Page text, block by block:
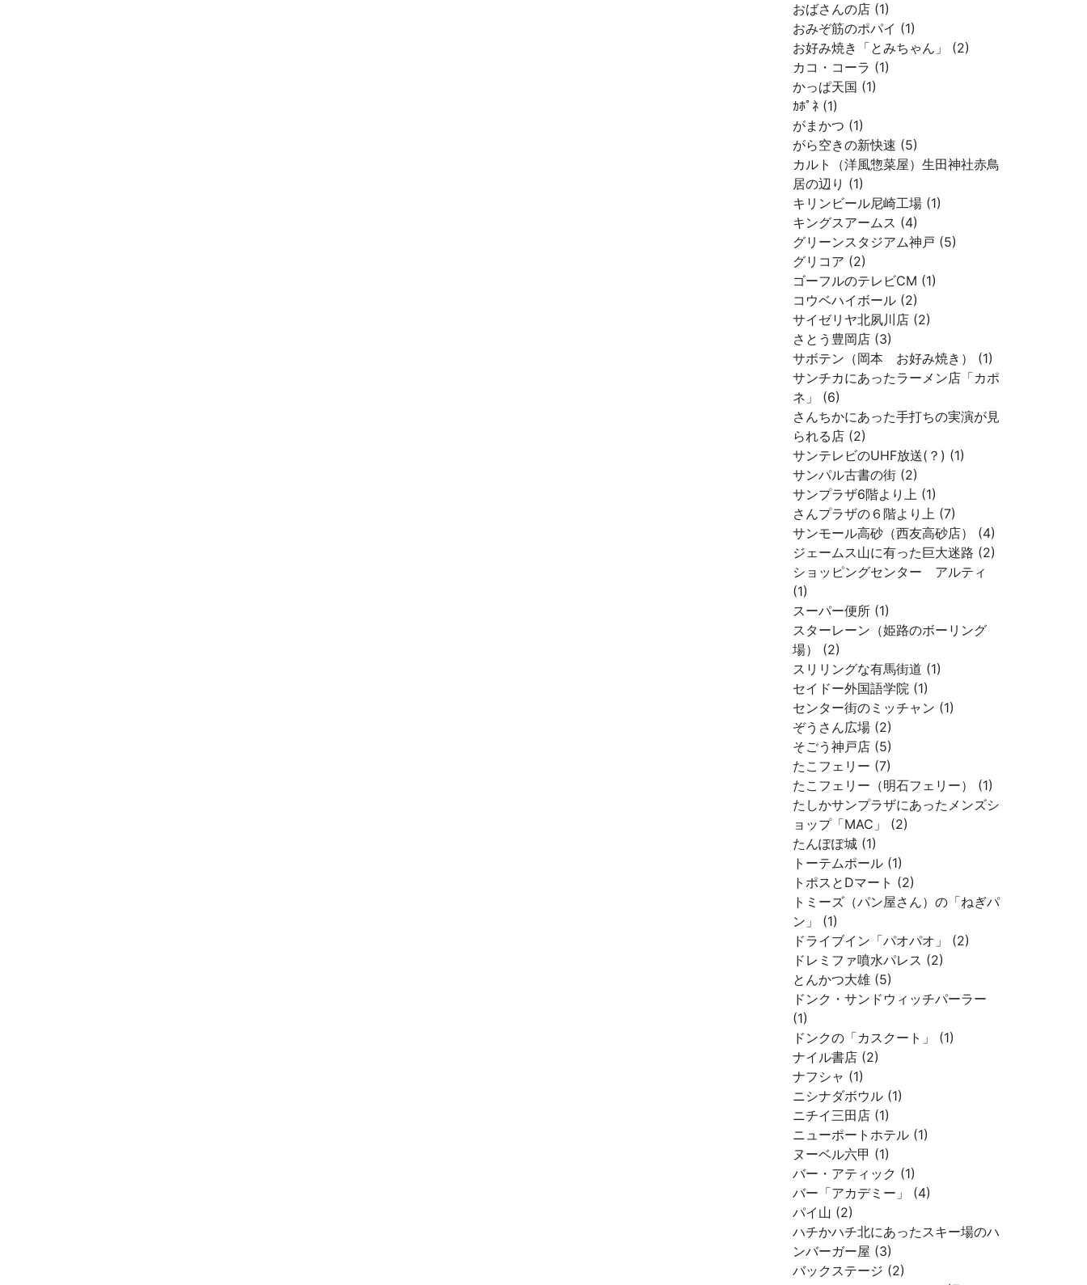
おばさんの店 (1)
おみぞ筋のポパイ (1)
お好み焼き「とみちゃん」 (2)
カコ・コーラ (1)
かっぱ天国 (1)
ｶﾎﾟﾈ (1)
がまかつ (1)
がら空きの新快速 (5)
カルト（洋風惣菜屋）生田神社赤鳥
居の辺り (1)
キリンビール尼崎工場 (1)
キングスアームス (4)
グリーンスタジアム神戸 (5)
グリコア (2)
ゴーフルのテレビCM (1)
コウベハイボール (2)
サイゼリヤ北夙川店 (2)
さとう豊岡店 (3)
サボテン（岡本 お好み焼き） (1)
サンチカにあったラーメン店「カポ
ネ」 (6)
さんちかにあった手打ちの実演が見
られる店 (2)
サンテレビのUHF放送(？) (1)
サンパル古書の街 (2)
サンプラザ6階より上 (1)
さんプラザの６階より上 (7)
サンモール高砂（西友高砂店） (4)
ジェームス山に有った巨大迷路 (2)
ショッピングセンター アルティ
(1)
スーパー便所 (1)
スターレーン（姫路のボーリング
場） (2)
スリリングな有馬街道 (1)
セイドー外国語学院 (1)
センター街のミッチャン (1)
ぞうさん広場 (2)
そごう神戸店 (5)
たこフェリー (7)
たこフェリー（明石フェリー） (1)
たしかサンプラザにあったメンズシ
ョップ「MAC」 (2)
たんぽぽ城 (1)
トーテムポール (1)
トポスとDマート (2)
トミーズ（パン屋さん）の「ねぎパ
ン」 (1)
ドライブイン「パオパオ」 (2)
ドレミファ噴水パレス (2)
とんかつ大雄 (5)
ドンク・サンドウィッチパーラー
(1)
ドンクの「カスクート」 (1)
ナイル書店 (2)
ナフシャ (1)
ニシナダボウル (1)
ニチイ三田店 (1)
ニューポートホテル (1)
ヌーベル六甲 (1)
バー・アティック (1)
バー「アカデミー」 (4)
パイ山 (2)
ハチかハチ北にあったスキー場のハ
ンバーガー屋 (3)
バックステージ (2)